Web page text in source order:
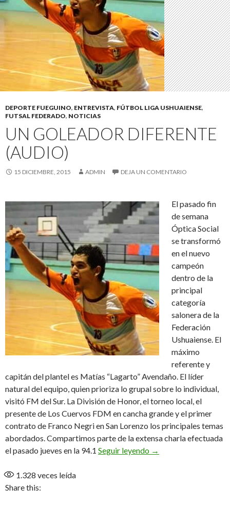
DEPORTE FUEGUINO, ENTREVISTA, FÚTBOL LIGA USHUAIENSE,
FUTSAL FEDERADO, NOTICIAS
UN GOLEADOR DIFERENTE
(AUDIO)
15 DICIEMBRE, 2015 ADMIN DEJA UN COMENTARIO
El pasado fin
de semana
Óptica Social
se transformó
en el nuevo
campeón
dentro de la
principal
categoría
salonera de la
Federación
Ushuaiense. El
máximo
referente y
capitán del plantel es Matías “Lagarto” Avendaño. El líder
natural del equipo, quien prioriza lo grupal sobre lo individual,
visitó FM del Sur. La División de Honor, el torneo local, el
presente de Los Cuervos FDM en cancha grande y el primer
contrato de Franco Negri en San Lorenzo los principales temas
abordados. Compartimos parte de la extensa charla efectuada
el pasado jueves en la 94.1 Seguir leyendo Un goleador
→
1.328 veces leída
Share this: